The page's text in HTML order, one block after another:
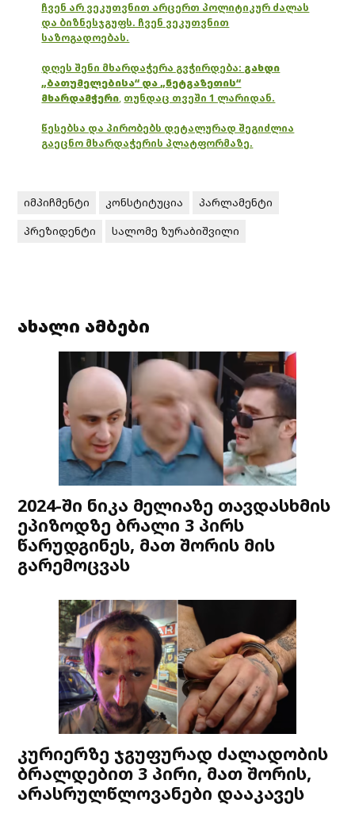
ჩვენ არ ვეკუთვნით არცერთ პოლიტიკურ ძალას
და ბიზნესჯგუფს. ჩვენ ვეკუთვნით
საზოგადოებას.
დღეს შენი მხარდაჭერა გვჭირდება: გახდი
„ბათუმელებისა“ და „ნეტგაზეთის“
მხარდამჭერი, თუნდაც თვეში 1 ლარიდან.
წესებსა და პირობებს დეტალურად შეგიძლია
გაეცნო მხარდაჭერის პლატფორმაზე.
იმპიჩმენტი კონსტიტუცია
პარლამენტი
პრეზიდენტი
სალომე ზურაბიშვილი
ახალი ამბები
2024-ში ნიკა მელიაზე თავდასხმის
ეპიზოდზე ბრალი 3 პირს
წარუდგინეს, მათ შორის მის
გარემოცვას
კურიერზე ჯგუფურად ძალადობის
ბრალდებით 3 პირი, მათ შორის,
არასრულწლოვანები დააკავეს